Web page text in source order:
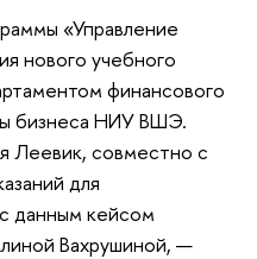
«Управление
нового учебного
финансового
бизнеса НИУ ВШЭ.
Леевик, совместно с
для
данным кейсом
Вахрушиной, —